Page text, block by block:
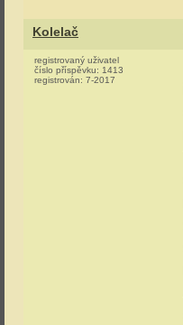
Kolelač
registrovaný uživatel
číslo příspěvku: 1413
registrován: 7-2017